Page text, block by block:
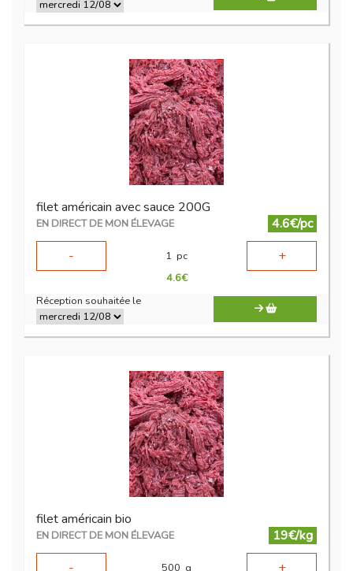
filet américain avec sauce 200G
EN DIRECT DE MON ÉLEVAGE
4.6€/pc
-
1 pc +
4.6€
Réception souhaitée le
filet américain bio
EN DIRECT DE MON ÉLEVAGE
19€/kg
500 g